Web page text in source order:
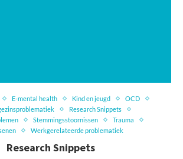
E-mental health Kind en jeugd
OCD
Research Snippets
Stemmingsstoornissen
Trauma
Werkgerelateerde problematiek
Research Snippets